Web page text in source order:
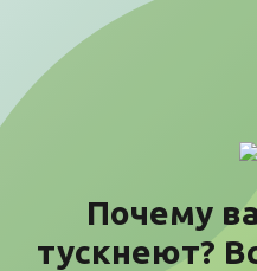
Почему
тускнеют?